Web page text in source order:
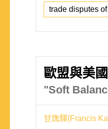
trade disputes
歐盟與美
"Soft
甘逸驊(Francis